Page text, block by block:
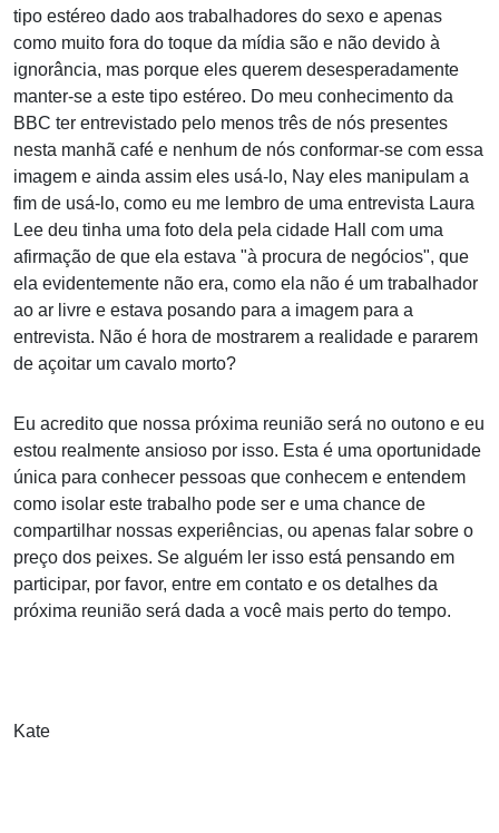
tipo estéreo dado aos trabalhadores do sexo e apenas
como muito fora do toque da mídia são e não devido à
ignorância, mas porque eles querem desesperadamente
manter-se a este tipo estéreo. Do meu conhecimento da
BBC ter entrevistado pelo menos três de nós presentes
nesta manhã café e nenhum de nós conformar-se com essa
imagem e ainda assim eles usá-lo, Nay eles manipulam a
fim de usá-lo, como eu me lembro de uma entrevista Laura
Lee deu tinha uma foto dela pela cidade Hall com uma
afirmação de que ela estava "à procura de negócios", que
ela evidentemente não era, como ela não é um trabalhador
ao ar livre e estava posando para a imagem para a
entrevista. Não é hora de mostrarem a realidade e pararem
de açoitar um cavalo morto?
Eu acredito que nossa próxima reunião será no outono e eu
estou realmente ansioso por isso. Esta é uma oportunidade
única para conhecer pessoas que conhecem e entendem
como isolar este trabalho pode ser e uma chance de
compartilhar nossas experiências, ou apenas falar sobre o
preço dos peixes. Se alguém ler isso está pensando em
participar, por favor, entre em contato e os detalhes da
próxima reunião será dada a você mais perto do tempo.
Kate